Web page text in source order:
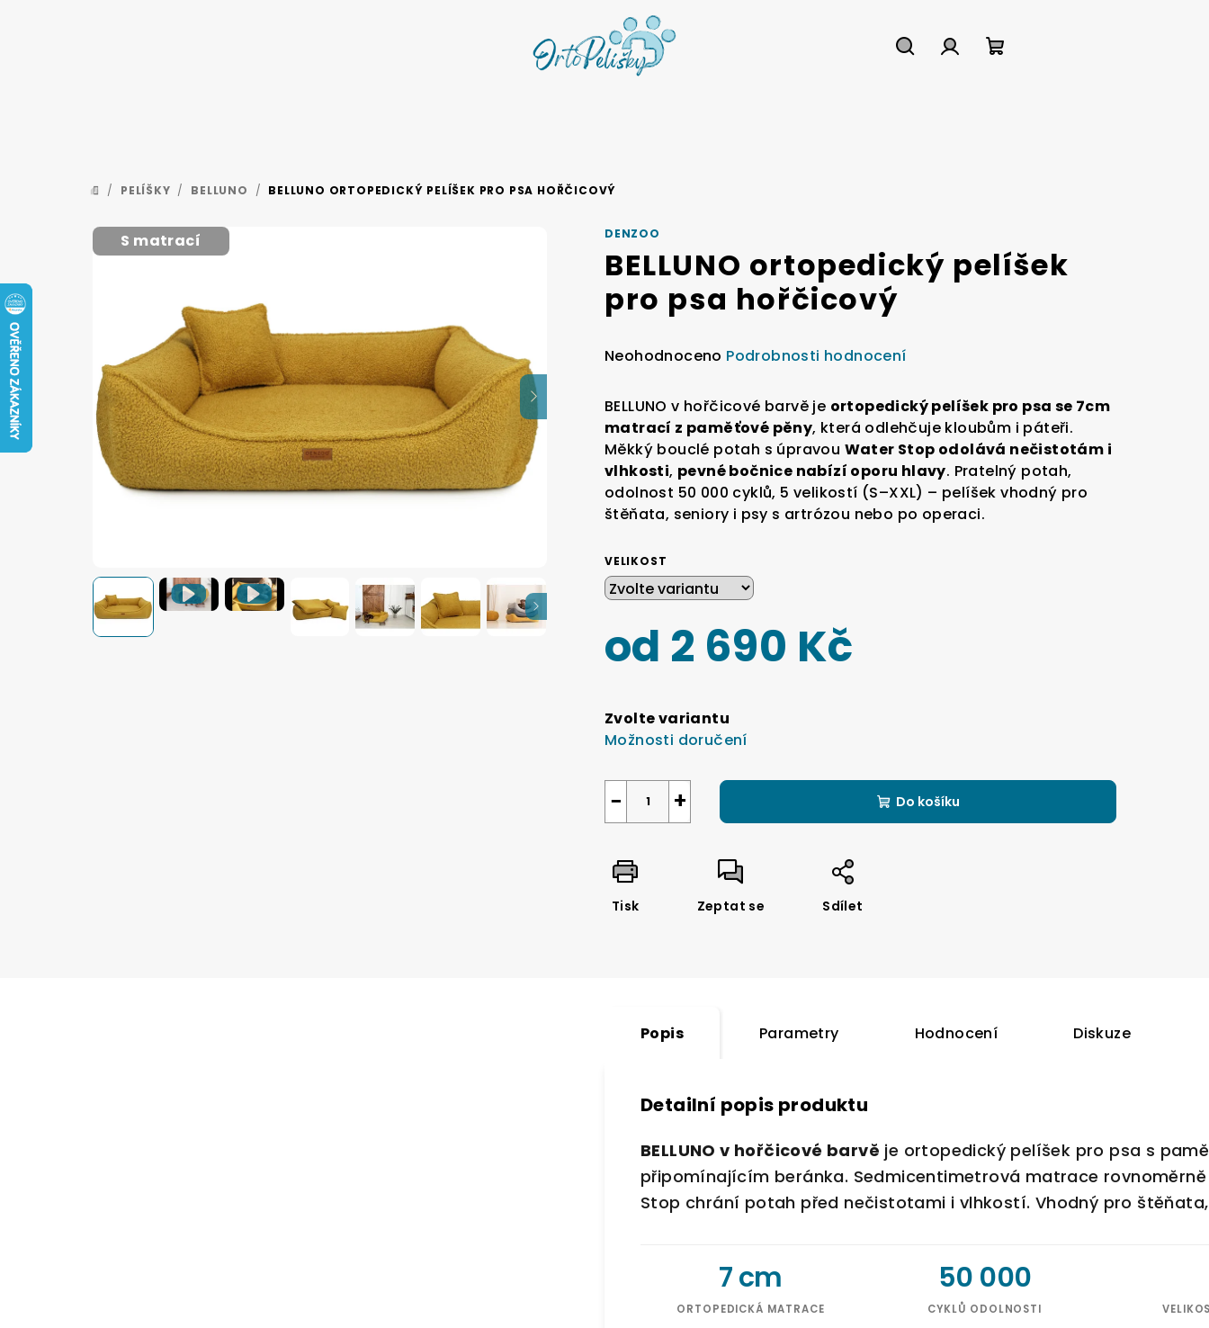
DOMŮ
/ PELÍŠKY / BELLUNO / BELLUNO ORTOPEDICKÝ PELÍŠEK PRO PSA HOŘČICOVÝ
DENZOO
BELLUNO ortopedický pelíšek
pro psa hořčicový
Průměrné
produktu
je
0,0
z
5
hvězdiček.
Neohodnoceno Podrobnosti hodnocení
BELLUNO v hořčicové barvě je ortopedický pelíšek pro psa se 7cm
matrací z paměťové pěny, která odlehčuje kloubům i páteři.
Měkký bouclé potah s úpravou Water Stop odolává nečistotám i
vlhkosti, pevné bočnice nabízí oporu hlavy. Pratelný potah,
odolnost 50 000 cyklů, 5 velikostí (S–XXL) – pelíšek vhodný pro
štěňata, seniory i psy s artrózou nebo po operaci.
VELIKOST
od 2 690 Kč
cena:
Zvolte variantu
Možnosti doručení
+
− Do košíku
Tisk Zeptat se Sdílet
S matrací
Popis Parametry Hodnocení Diskuze
Detailní popis produktu
BELLUNO v hořčicové barvě je ortopedický pelíšek pro psa s
připomínajícím beránka. Sedmicentimetrová matrace
Stop chrání potah před nečistotami i vlhkostí. Vhodný pro
7 cm
ORTOPEDICKÁ MATRACE
50 000
CYKLŮ ODOLNOSTI